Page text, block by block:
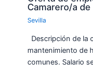
Camarero/a
Sevilla
Descripción de la
mantenimiento de
comunes. Salario